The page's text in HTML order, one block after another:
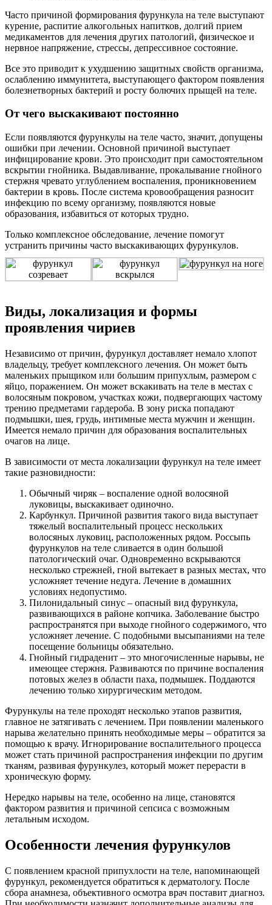
Часто причиной формирования фурункула на теле выступают
курение, распитие алкогольных напитков, долгий прием
медикаментов для лечения других патологий, физическое и
нервное напряжение, стрессы, депрессивное состояние.
Все это приводит к ухудшению защитных свойств организма,
ослаблению иммунитета, выступающего фактором появления
болезнетворных бактерий и росту болючих прыщей на теле.
От чего выскакивают постоянно
Если появляются фурункулы на теле часто, значит, допущены
ошибки при лечении. Основной причиной выступает
инфицирование крови. Это происходит при самостоятельном
вскрытии гнойника. Выдавливание, прокалывание гнойного
стержня чревато углублением воспаления, проникновением
бактерии в кровь. После система кровообращения разносит
инфекцию по всему организму, появляются новые
образования, избавиться от которых трудно.
Только комплексное обследование, лечение помогут
устранить причины часто выскакивающих фурункулов.
Виды, локализация и формы
проявления чириев
Независимо от причин, фурункул доставляет немало хлопот
владельцу, требует комплексного лечения. Он может быть
маленьких прыщиком или большим припухлым, размером с
яйцо, поражением. Он может вскакивать на теле в местах с
волосяным покровом, участках кожи, подвергающих частому
трению предметами гардероба. В зону риска попадают
подмышки, шея, грудь, интимные места мужчин и женщин.
Имеется немало причин для образования воспалительных
очагов на лице.
В зависимости от места локализации фурункул на теле имеет
такие разновидности:
Обычный чиряк – воспаление одной волосяной
луковицы, выскакивает одиночно.
Карбункул. Причиной развития такого вида выступает
тяжелый воспалительный процесс нескольких
волосяных луковиц, расположенных рядом. Россыпь
фурункулов на теле сливается в один большой
патологический очаг. Одновременно вскрываются
несколько стрежней, гной вытекает в разных местах, что
усложняет течение недуга. Лечение в домашних
условиях недопустимо.
Пилонидальный синус – опасный вид фурункула,
развивающихся в районе копчика. Заболевание быстро
распространятся при выходе гнойного содержимого, что
усложняет лечение. С подобными высыпаниями на теле
посещение больницы обязательно.
Гнойный гидраденит – это многочисленные нарывы, не
имеющее стержня. Развиваются по причине воспаления
потовых желез в области паха, подмышек. Поддаются
лечению только хирургическим методом.
Фурункулы на теле проходят несколько этапов развития,
главное не затягивать с лечением. При появлении маленького
нарыва желательно принять необходимые меры – обратится за
помощью к врачу. Игнорирование воспалительного процесса
может стать причиной распространения инфекции по другим
тканям, развивая фурункулез, который может перерасти в
хроническую форму.
Нередко нарывы на теле, особенно на лице, становятся
фактором развития и причиной сепсиса с возможным
летальным исходом.
Особенности лечения фурункулов
С появлением красной припухлости на теле, напоминающей
фурункул, рекомендуется обратиться к дерматологу. После
сбора анамнеза, объективного осмотра врач поставит диагноз.